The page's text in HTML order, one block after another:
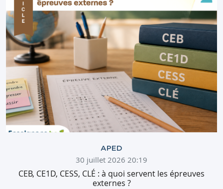
APED
30 juillet 2026 20:19
CEB, CE1D, CESS, CLÉ : à quoi servent les épreuves
externes ?